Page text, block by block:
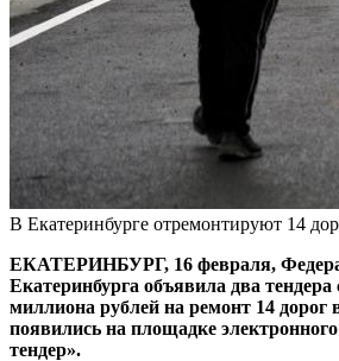
В Екатеринбурге отремонтируют 14
ЕКАТЕРИНБУРГ, 16 февраля,
Екатеринбурга объявила два
миллиона рублей на ремонт 14 дорог
появились на площадке
тендер».